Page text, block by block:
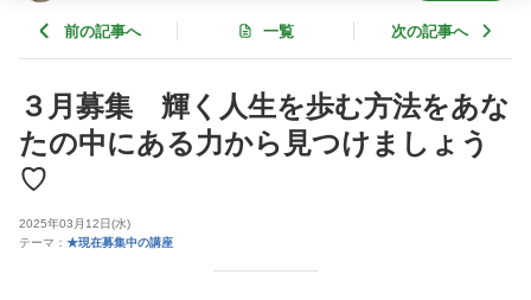
前の記事へ 一覧 次の記事へ
３月募集 輝く人生を歩む方法をあな
たの中にある力から見つけましょう
♡
2025年03月12日(水)
テーマ： ★現在募集中の講座